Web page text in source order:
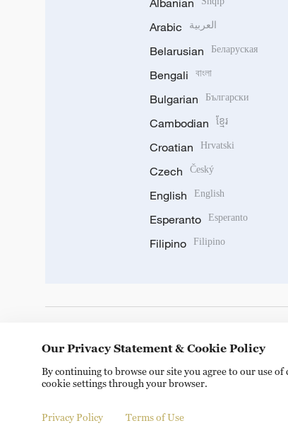
Arabic العربية
Belarusian Беларуская
Bengali বাংলা
Bulgarian Български
Cambodian ខ្មែរ
Croatian Hrvatski
Czech Český
English English
Esperanto Esperanto
Filipino Filipino
Copyright © 2024 CGTN. 京ICP备20000184号
Our Privacy Statement & Cookie Policy
By continuing to browse our site you agree to our use
cookie settings through your browser.
Privacy Policy Terms of Use